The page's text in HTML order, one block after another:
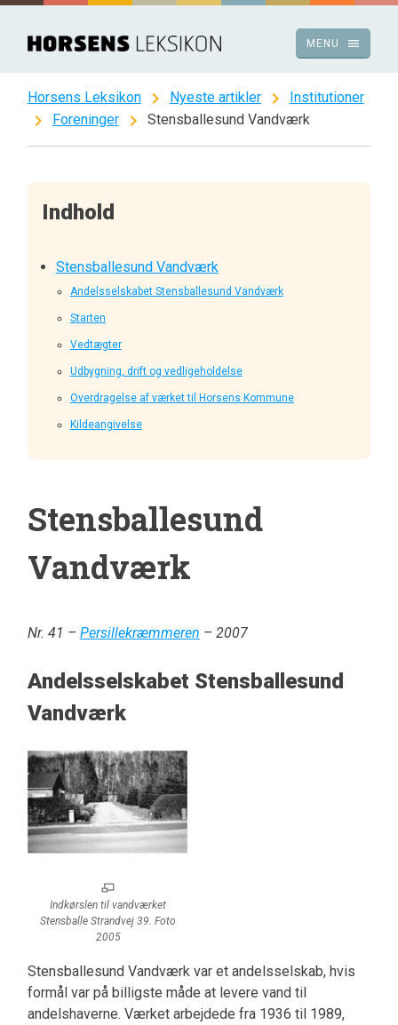
Spring
indhold
menu
MENU
Horsens Leksikon chevron_right Nyeste artikler chevron_right Institutioner
chevron_right Foreninger chevron_right Stensballesund Vandværk
Indhold
Stensballesund Vandværk
Andelsselskabet Stensballesund Vandværk
Starten
Vedtægter
Udbygning, drift og vedligeholdelse
Overdragelse af værket til Horsens Kommune
Kildeangivelse
Stensballesund
Vandværk
Nr. 41 – Persillekræmmeren – 2007
Andelsselskabet Stensballesund
Vandværk
Indkørslen til vandværket
Stensballe Strandvej 39. Foto
2005
Stensballesund Vandværk var et andelsselskab, hvis
formål var på billigste måde at levere vand til
andelshaverne. Værket arbejdede fra 1936 til 1989,